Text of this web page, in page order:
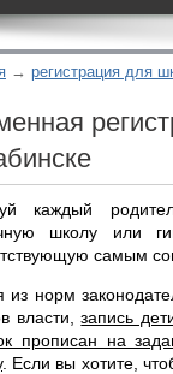
регистрация для
каждый
школу или
самым
из норм
власти,запись
прописан на
. Если вы хотите,